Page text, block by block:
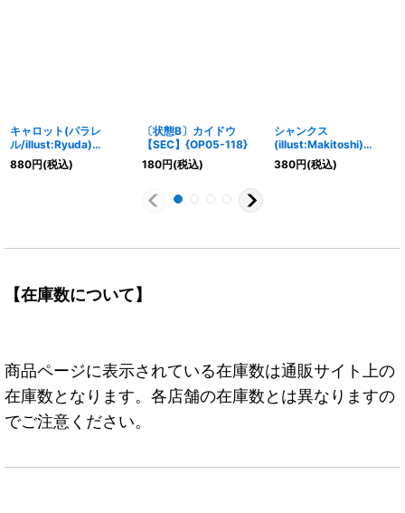
キャロット(パラレ
ル/illust:Ryuda)
【R/P】{EB03-013}
880円(税込)
〔状態B〕カイドウ
【SEC】{OP05-118}
180円(税込)
シャンクス
(illust:Makitoshi)
【SEC】{OP01-120}
380円(税込)
【在庫数について】
商品ページに表示されている在庫数は通販サイト上の
在庫数となります。各店舗の在庫数とは異なりますの
でご注意ください。